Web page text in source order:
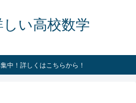
い高校数学
中！詳しくはこちらから！